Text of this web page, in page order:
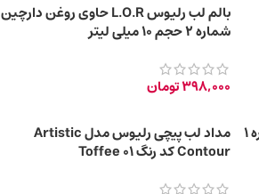
بالم لب رلیوس L.O.R حاوی روغن دارچین
شماره ۲ حجم 10 میلی لیتر
398,000تومان
بالم لب مات مردانه L.O.R رلیوس شماره ۱ مداد لب پیچی رلیوس مدل Artistic
Contour کد رنگ 01 Toffee